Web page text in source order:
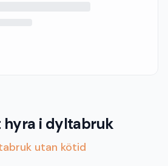
hyra i dyltabruk
utan kötid